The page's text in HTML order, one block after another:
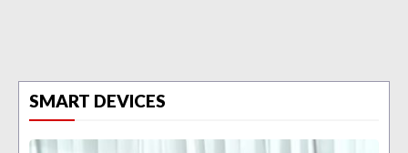
SMART DEVICES